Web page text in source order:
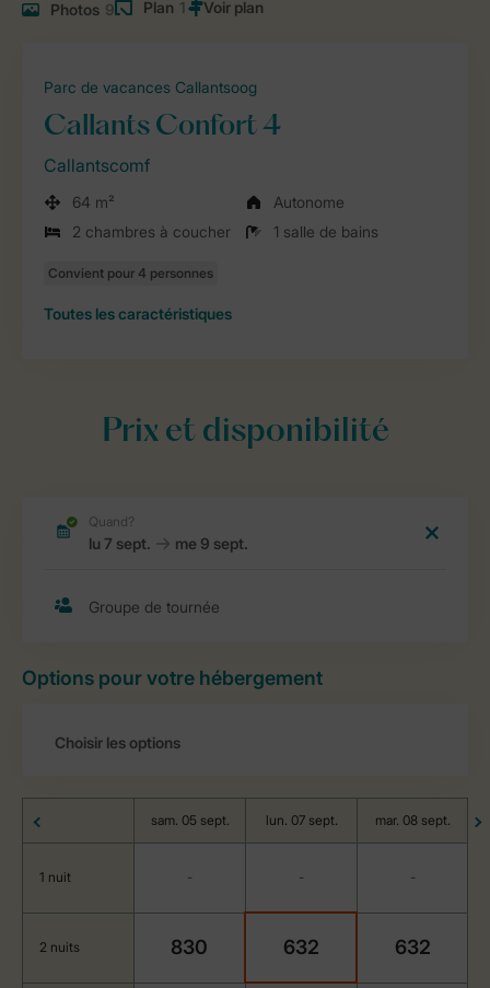
Photos 9 Plan 1
Parc de vacances Callantsoog
Callants Confort 4
Callantscomf
64 m²
Autonome
2 chambres à coucher
1 salle de bains
Toutes les caractéristiques
Prix et disponibilité
Options pour votre hébergement
sam. 05 sept. lun. 07 sept. mar. 08 sept.
1 nuit - - -
2 nuits 830 632 632